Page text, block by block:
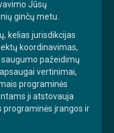
Jūsų
ginčų metu.
kelias jurisdikcijas
koordinavimas,
pažeidimų
vertinimai,
programinės
ji atstovauja
programinės įrangos ir